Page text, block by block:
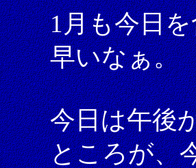
1月も今日
早いなぁ。
今日は午後
ところが、